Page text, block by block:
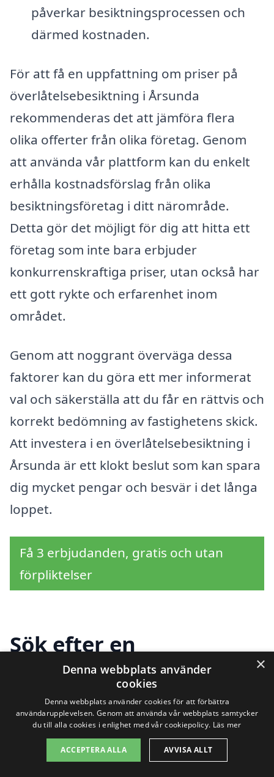
påverkar besiktningsprocessen och
därmed kostnaden.
För att få en uppfattning om priser på
överlåtelsebesiktning i Årsunda
rekommenderas det att jämföra flera
olika offerter från olika företag. Genom
att använda vår plattform kan du enkelt
erhålla kostnadsförslag från olika
besiktningsföretag i ditt närområde.
Detta gör det möjligt för dig att hitta ett
företag som inte bara erbjuder
konkurrenskraftiga priser, utan också har
ett gott rykte och erfarenhet inom
området.
Genom att noggrant överväga dessa
faktorer kan du göra ett mer informerat
val och säkerställa att du får en rättvis och
korrekt bedömning av fastighetens skick.
Att investera i en överlåtelsebesiktning i
Årsunda är ett klokt beslut som kan spara
dig mycket pengar och besvär i det långa
loppet.
Få 3 erbjudanden, gratis och utan
förpliktelser
Sök efter en
professionell för
överlåtelsebesiktning i
andra städer nära
Årsunda
×
Denna webbplats använder
cookies
Denna webbplats använder cookies för att förbättra
användarupplevelsen. Genom att använda vår webbplats samtycker
du till alla cookies i enlighet med vår cookiepolicy. Läs mer
ACCEPTERA ALLA AVVISA ALLT